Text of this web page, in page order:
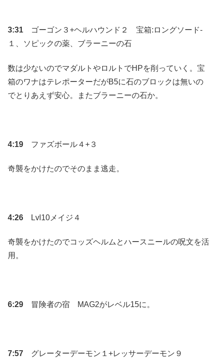
3:31
ゴーゴン３+ヘルハウンド２ 宝箱:ロングソード-
１、ソピックの薬、ブラーニーの石
数は少ないのでマダルトやロルトでHPを削っていく。宝
箱のワナはテレポーターだがB5に石のブロックは無いの
でとりあえず安心。またブラーニーの石か。
4:19 ファズボール４+３
奇襲をかけたのでそのまま逃走。
4:26 Lvl10メイジ４
奇襲をかけたのでコッズヘルムとハースニールの呪文を活
用。
6:29 冒険者の宿 MAG2がレベル15に。
7:57 グレーターデーモン１+レッサーデーモン９